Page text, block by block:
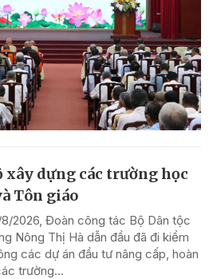
dựng các trường học
Tôn giáo
2026, Đoàn công tác Bộ Dân tộc
Nông Thị Hà dẫn đầu đã đi kiểm
các dự án đầu tư nâng cấp, hoàn
trường...